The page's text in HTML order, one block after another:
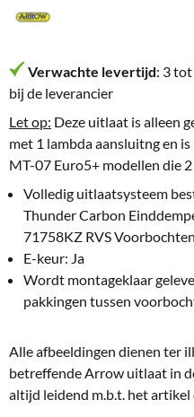
Verwachte levertijd: 3
bij de leverancier
Let op: Deze uitlaat is alleen
met 1 lambda aansluitng en is
MT-07 Euro5+ modellen die
Volledig uitlaatsysteem
Thunder Carbon
71758KZ RVS
E-keur: Ja
Wordt montageklaar
pakkingen tussen
Alle afbeeldingen dienen ter
betreffende Arrow uitlaat in
altijd leidend m.b.t. het